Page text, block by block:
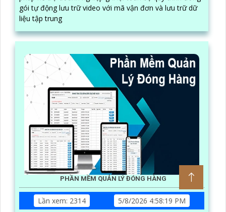
gói tự động lưu trữ video với mã vận đơn và lưu trữ dữ
liệu tập trung
PHẦN MỀM QUẢN LÝ ĐÓNG HÀNG
Lần xem: 2314
5/8/2026 4:58:19 PM